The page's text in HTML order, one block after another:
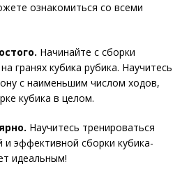
ознакомиться со всеми
Начинайте с сборки
гранях кубика рубика. Научитесь
с наименьшим числом ходов,
кубика в целом.
Научитесь тренироваться
и эффективной сборки кубика-
идеальным!